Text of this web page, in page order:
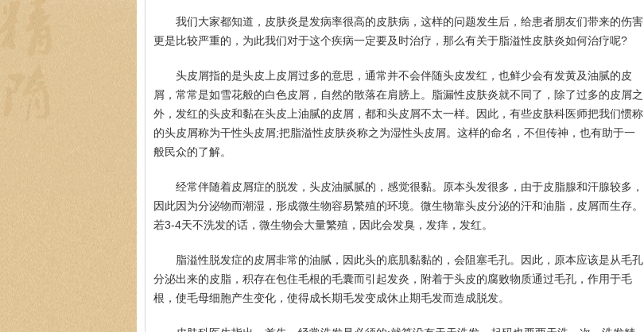
我们大家都知道，皮肤炎是发病率很高的皮肤病，这样的问题发生后，给患者朋友们带来的伤害
更是比较严重的，为此我们对于这个疾病一定要及时治疗，那么有关于脂溢性皮肤炎如何治疗呢?
头皮屑指的是头皮上皮屑过多的意思，通常并不会伴随头皮发红，也鲜少会有发黄及油腻的皮
屑，常常是如雪花般的白色皮屑，自然的散落在肩膀上。脂漏性皮肤炎就不同了，除了过多的皮屑之
外，发红的头皮和黏在头皮上油腻的皮屑，都和头皮屑不太一样。因此，有些皮肤科医师把我们惯称
的头皮屑称为干性头皮屑;把脂溢性皮肤炎称之为湿性头皮屑。这样的命名，不但传神，也有助于一
般民众的了解。
经常伴随着皮屑症的脱发，头皮油腻腻的，感觉很黏。原本头发很多，由于皮脂腺和汗腺较多，
因此因为分泌物而潮湿，形成微生物容易繁殖的环境。微生物靠头皮分泌的汗和油脂，皮屑而生存。
若3-4天不洗发的话，微生物会大量繁殖，因此会发臭，发痒，发红。
脂溢性脱发症的皮屑非常的油腻，因此头的底肌黏黏的，会阻塞毛孔。因此，原本应该是从毛孔
分泌出来的皮脂，积存在包住毛根的毛囊而引起发炎，附着于头皮的腐败物质通过毛孔，作用于毛
根，使毛母细胞产生变化，使得成长期毛发变成休止期毛发而造成脱发。